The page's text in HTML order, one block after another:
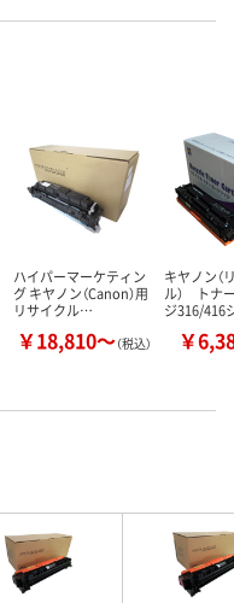
ハイパーマーケティン
グ キヤノン（Canon）用
リサイクル…
￥18,810～（税込）
キヤノン（
ル） トナ
ジ316/416
￥